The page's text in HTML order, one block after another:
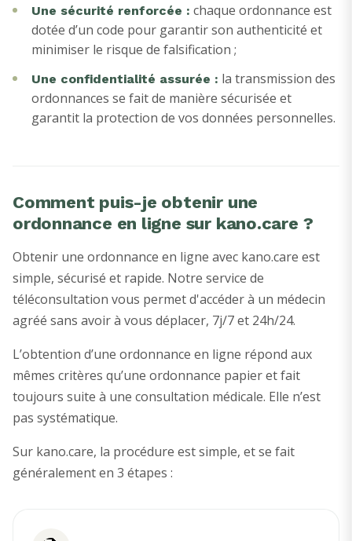
Une sécurité renforcée : chaque ordonnance est
dotée d’un code pour garantir son authenticité et
minimiser le risque de falsification ;
Une confidentialité assurée : la transmission des
ordonnances se fait de manière sécurisée et
garantit la protection de vos données personnelles.
Comment puis-je obtenir une
ordonnance en ligne sur kano.care ?
Obtenir une ordonnance en ligne avec kano.care est
simple, sécurisé et rapide. Notre service de
téléconsultation vous permet d'accéder à un médecin
agréé sans avoir à vous déplacer, 7j/7 et 24h/24.
L’obtention d’une ordonnance en ligne répond aux
mêmes critères qu’une ordonnance papier et fait
toujours suite à une consultation médicale. Elle n’est
pas systématique.
Sur kano.care, la procédure est simple, et se fait
généralement en 3 étapes :